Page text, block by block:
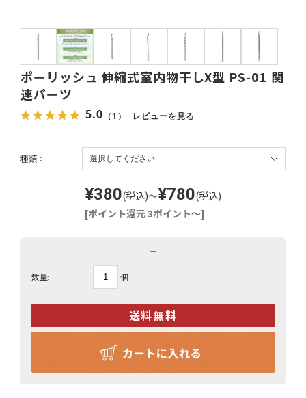
ポーリッシュ 伸縮式室内物干しX型 PS-01 関
連パーツ
5.0 （1） レビューを見る
¥380(税込)～¥780(税込)
[ポイント還元 3ポイント～]
種類：
－
数量: 個